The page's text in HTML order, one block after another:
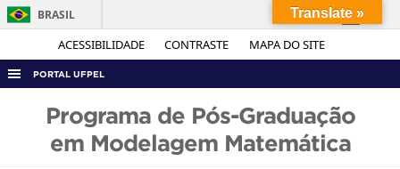
ACESSIBILIDADE CONTRASTE MAPA DO SITE
BRASIL
Simplifique!
Acesso à informação
Legislação
PORTAL UFPEL
Programa de Pós-Graduação
em Modelagem Matemática
Translate »